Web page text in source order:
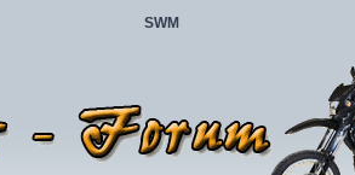
SWM